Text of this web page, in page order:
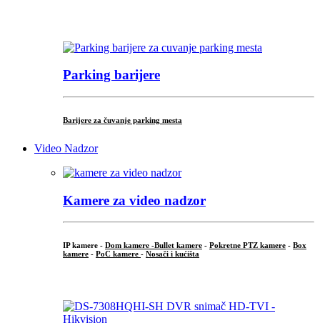
Parking barijere
Barijere za čuvanje parking mesta
Video Nadzor
Kamere za video nadzor
IP kamere - Dom kamere -Bullet kamere - Pokretne PTZ kamere - Box
kamere - PoC kamere - Nosači i kućišta